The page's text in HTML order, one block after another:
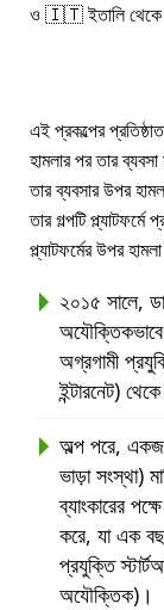
ও 🇮🇹 ইতালি থেকে
এই প্রকল্পের
হামলার পর তার
তার ব্যবসার উপর
তার গল্পটি
প্ল্যাটফর্মের উপর
২০১৫ সালে,
অগ্রগামী
ইন্টারনেট)
অল্প পরে,
ভাড়া সংস্থা)
ব্যাংকারের
করে, যা এক
প্রযুক্তি
অযৌক্তিক)।